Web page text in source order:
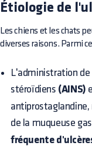
Étiologie de
Les chiens et les chats
diverses raisons. Parmi
L'administration
stéroïdiens (AINS)
de la muqueuse
fréquente